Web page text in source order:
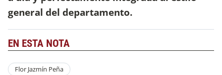
general del departamento.
EN ESTA NOTA
Flor Jazmín Peña